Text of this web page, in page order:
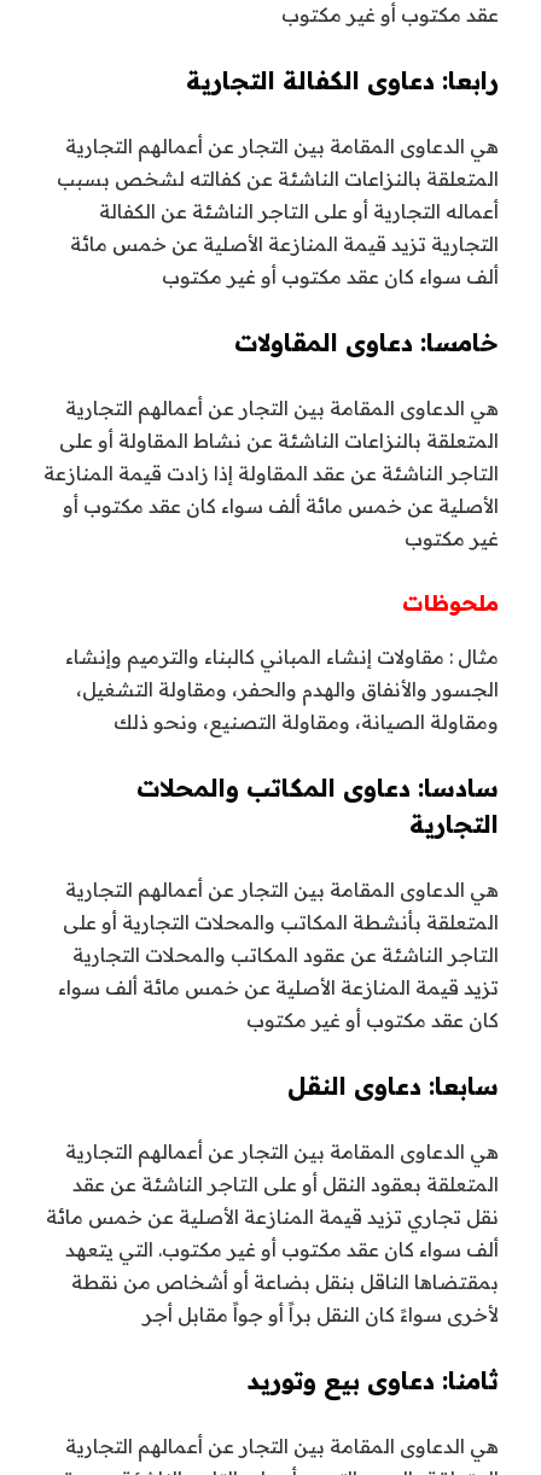
عقد مكتوب أو غير مكتوب
رابعا: دعاوى الكفالة التجارية
هي الدعاوى المقامة بين التجار عن أعمالهم التجارية
المتعلقة بالنزاعات الناشئة عن كفالته لشخص بسبب
أعماله التجارية أو على التاجر الناشئة عن الكفالة
التجارية تزيد قيمة المنازعة الأصلية عن خمس مائة
ألف سواء كان عقد مكتوب أو غير مكتوب
خامسا: دعاوى المقاولات
هي الدعاوى المقامة بين التجار عن أعمالهم التجارية
المتعلقة بالنزاعات الناشئة عن نشاط المقاولة أو على
التاجر الناشئة عن عقد المقاولة إذا زادت قيمة المنازعة
الأصلية عن خمس مائة ألف سواء كان عقد مكتوب أو
غير مكتوب
ملحوظات
مثال : مقاولات إنشاء المباني كالبناء والترميم وإنشاء
الجسور والأنفاق والهدم والحفر، ومقاولة التشغيل،
ومقاولة الصيانة، ومقاولة التصنيع، ونحو ذلك
سادسا: دعاوى المكاتب والمحلات
التجارية
هي الدعاوى المقامة بين التجار عن أعمالهم التجارية
المتعلقة بأنشطة المكاتب والمحلات التجارية أو على
التاجر الناشئة عن عقود المكاتب والمحلات التجارية
تزيد قيمة المنازعة الأصلية عن خمس مائة ألف سواء
كان عقد مكتوب أو غير مكتوب
سابعا: دعاوى النقل
هي الدعاوى المقامة بين التجار عن أعمالهم التجارية
المتعلقة بعقود النقل أو على التاجر الناشئة عن عقد
نقل تجاري تزيد قيمة المنازعة الأصلية عن خمس مائة
ألف سواء كان عقد مكتوب أو غير مكتوب. التي يتعهد
بمقتضاها الناقل بنقل بضاعة أو أشخاص من نقطة
لأخرى سواءً كان النقل براً أو جواً مقابل أجر
ثامنا: دعاوى بيع وتوريد
هي الدعاوى المقامة بين التجار عن أعمالهم التجارية